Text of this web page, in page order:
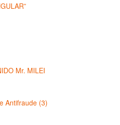
Mr. MILEI
Antifraude (3)